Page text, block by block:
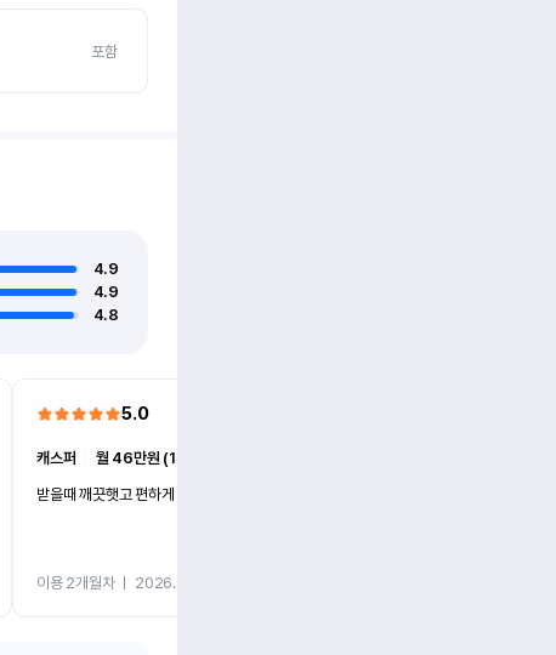
포함
4.9
4.9
4.8
5.0
캐스퍼
월 46만원 (1개월)
받을때 깨끗햇고 편하게 잘이용했습니다!
이용 2개월차ㅣ 2026.07.08